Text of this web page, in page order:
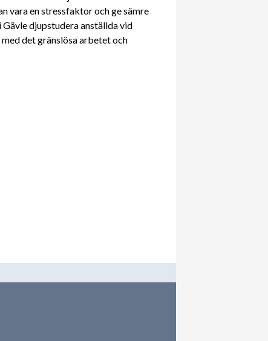
vara en stressfaktor och ge sämre
djupstudera anställda vid
det gränslösa arbetet och